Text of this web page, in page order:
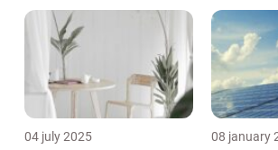
04 july 2025 08 january